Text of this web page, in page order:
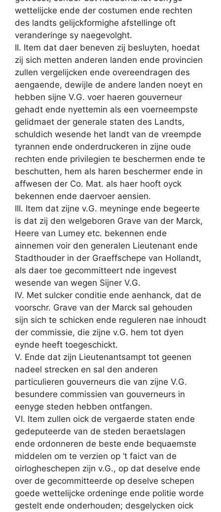
wettelijcke ende der costumen ende rechten
des landts gelijckformighe afstellinge oft
veranderinge sy naegevolght.
II. Item dat daer beneven zij besluyten, hoedat
zij sich metten anderen landen ende provincien
zullen vergelijcken ende overeendragen des
aengaende, dewijle de andere landen noeyt en
hebben sijne V.G. voer haeren gouverneur
gehadt ende nyettemin als een voerneempste
gelidmaet der generale staten des Landts,
schuldich wesende het landt van de vreempde
tyrannen ende onderdruckeren in zijne oude
rechten ende privilegien te beschermen ende te
beschutten, hem als haren beschermer ende in
affwesen der Co. Mat. als haer hooft oyck
bekennen ende daervoer aensien.
III. Item dat zijne v.G. meyninge ende begeerte
is dat zij den welgeboren Grave van der Marck,
Heere van Lumey etc. bekennen ende
ainnemen voir den generalen Lieutenant ende
Stadthouder in der Graeffschepe van Hollandt,
als daer toe gecommitteert nde ingevest
wesende van wegen Sijner V.G.
IV. Met sulcker conditie ende aenhanck, dat de
voorschr. Grave van der Marck sal gehouden
sijn sich te schicken ende reguleren nae inhoudt
der commissie, die zijne v.G. hem tot dyen
eynde heeft toegeschickt.
V. Ende dat zijn Lieutenantsampt tot geenen
nadeel strecken en sal den anderen
particulieren gouverneurs die van zijne V.G.
besundere commissien van gouverneurs in
eenyge steden hebben ontfangen.
VI. Item zullen oick de vergaerde staten ende
gedeputeerde van de steden beraetslagen
ende ordonneren de beste ende bequaemste
middelen om te verzien op ‘t faict van de
oirlogheschepen zijn v.G., op dat deselve ende
over de gecommitteerde op deselve schepen
goede wettelijcke ordeninge ende politie worde
gestelt ende onderhouden; desgelycken oick